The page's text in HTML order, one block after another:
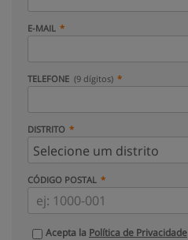
E-MAIL
TELEFONE (9 dígitos)
DISTRITO
CÓDIGO POSTAL
Acepta la Política de Privacidade